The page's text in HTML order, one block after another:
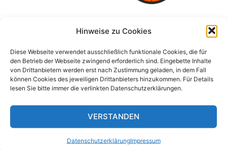
Hinweise zu Cookies
Diese Webseite verwendet ausschließlich funktionale Cookies, die für
den Betrieb der Webseite zwingend erforderlich sind. Eingebette Inhalte
von Drittanbietern werden erst nach Zustimmung geladen, in dem Fall
können Cookies des jeweiligen Drittanbieters hinzukommen. Für Details
lesen Sie bitte immer die verlinkten Datenschutzerklärungen.
VERSTANDEN
DatenschutzerklärungImpressum
12 Stunden
Saugbagger